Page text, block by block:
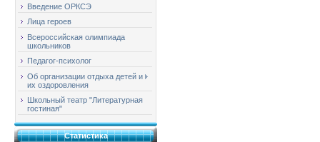
Введение ОРКСЭ
Лица героев
Всероссийская олимпиада
школьников
Педагог-психолог
Об организации отдыха детей и
их оздоровления
Школьный театр "Литературная
гостиная"
Статистика